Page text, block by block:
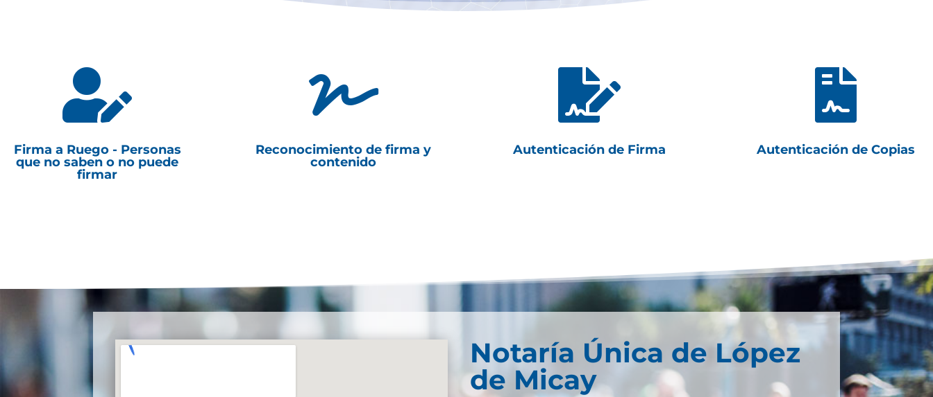

Firma a Ruego - Personas
que no saben o no puede
firmar

Reconocimiento de firma y
contenido

Autenticación de Firma

Autenticación de Copias
Notaría Única de López
de Micay